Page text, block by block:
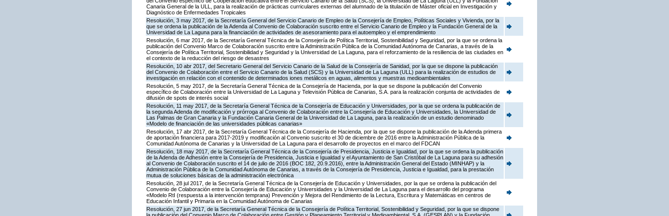
Canaria General de la ULL, para la realización de prácticas curriculares externas del alumnado de la titulación de Máster oficial en Investigación y
Diagnóstico de Enfermedades Tropicales
Resolución, 3 may 2017, de la Secretaría General del Servicio Canario de Empleo de la Consejería de Empleo, Políticas Sociales y Vivienda, por la
que se ordena la publicación de la Adenda al Convenio de Colaboración suscrito entre el Servicio Canario de Empleo y la Fundación General de la
Universidad de La Laguna para la financiación de actividades de asesoramiento para el autoempleo y el emprendimiento
Resolución, 6 mar 2017, de la Secretaría General Técnica de la Consejería de Política Territorial, Sostenibilidad y Seguridad, por la que se ordena la
publicación del Convenio Marco de Colaboración suscrito entre la Administración Pública de la Comunidad Autónoma de Canarias, a través de la
Consejería de Política Territorial, Sostenibilidad y Seguridad y la Universidad de La Laguna, para el reforzamiento de la resiliencia de las ciudades en
el contexto de la reducción del riesgo de desastres
Resolución, 10 abr 2017, del Secretario General del Servicio Canario de la Salud de la Consejería de Sanidad, por la que se dispone la publicación
del Convenio de Colaboración entre el Servicio Canario de la Salud (SCS) y la Universidad de La Laguna (ULL) para la realización de estudios de
investigación en relación con el contenido de determinados iones metálicos en aguas, alimentos y muestras medioambientales
Resolución, 5 may 2017, de la Secretaría General Técnica de la Consejería de Hacienda, por la que se dispone la publicación del Convenio
específico de Colaboración entre la Universidad de La Laguna y Televisión Pública de Canarias, S.A. para la realización conjunta de actividades de
difusión de spots de interés social
Resolución, 11 may 2017, de la Secretaría General Técnica de la Consejería de Educación y Universidades, por la que se ordena la publicación de
la segunda Adenda de modificación y prórroga al Convenio de Colaboración entre la Consejería de Educación y Universidades, la Universidad de
Las Palmas de Gran Canaria y la Fundación Canaria General de la Universidad de La Laguna, para la realización de un estudio denominado
«Modelo de financiación de las universidades públicas canarias»
Resolución, 17 abr 2017, de la Secretaría General Técnica de la Consejería de Hacienda, por la que se dispone la publicación de la Adenda primera
de aportación financiera para 2017-2019 y modificación al Convenio suscrito el 30 de diciembre de 2016 entre la Administración Pública de la
Comunidad Autónoma de Canarias y la Universidad de La Laguna para el desarrollo de proyectos en el marco del FDCAN
Resolución, 18 may 2017, de la Secretaría General Técnica de la Consejería de Presidencia, Justicia e Igualdad, por la que se ordena la publicación
de la Adenda de Adhesión entre la Consejería de Presidencia, Justicia e Igualdad y el Ayuntamiento de San Cristóbal de La Laguna para su adhesión
al Convenio de Colaboración suscrito el 14 de julio de 2016 (BOC 182, 20.9.2016), entre la Administración General del Estado (MINHAP) y la
Administración Pública de la Comunidad Autónoma de Canarias, a través de la Consejería de Presidencia, Justicia e Igualdad, para la prestación
mutua de soluciones básicas de la administración electrónica
Resolución, 28 jul 2017, de la Secretaría General Técnica de la Consejería de Educación y Universidades, por la que se ordena la publicación del
Convenio de Colaboración entre la Consejería de Educación y Universidades y la Universidad de La Laguna para el desarrollo del programa
«Modelo RtI (respuesta a la intervención temprana) Prevención y Mejora del Rendimiento de la Lectura, Escritura y Matemáticas en centros de
Educación Infantil y Primaria en la Comunidad Autónoma de Canarias
Resolución, 27 jun 2017, de la Secretaría General Técnica de la Consejería de Política Territorial, Sostenibilidad y Seguridad, por la que se dispone